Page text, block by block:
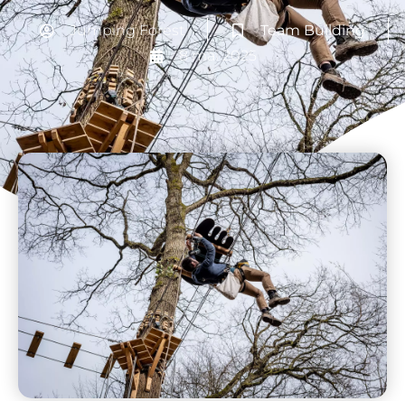
Jumping Forest
Team Building
8 mai 2025